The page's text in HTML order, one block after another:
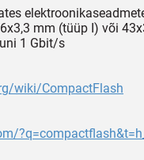
mm (tüüp I) või
1 Gbit/s
wiki/CompactFlash